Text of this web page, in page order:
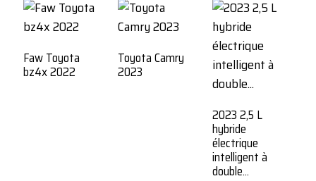
Faw Toyota
bz4x 2022
Toyota Camry
2023
2023 2,5 L
hybride
électrique
intelligent à
double...